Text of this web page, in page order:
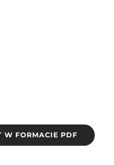
W FORMACIE PDF